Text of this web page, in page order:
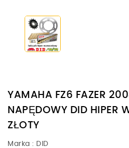
YAMAHA FZ6 FAZER
NAPĘDOWY DID HIPER
ZŁOTY
Marka : DID